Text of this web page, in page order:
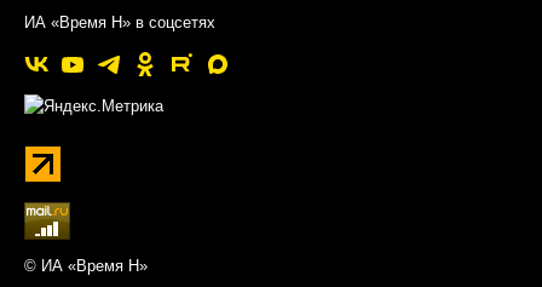
ИА «Время Н» в соцсетях
© ИА «Время Н»